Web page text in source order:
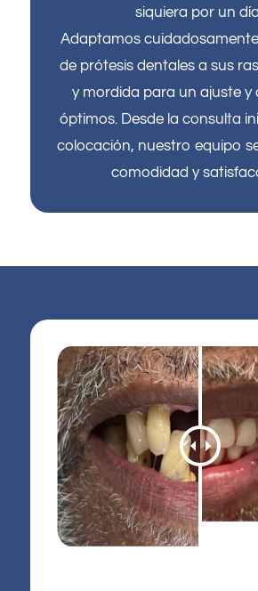
siquiera por un
Adaptamos
de prótesis dentales a sus
y mordida para un ajuste y
óptimos. Desde la consulta
colocación, nuestro equipo
comodidad y